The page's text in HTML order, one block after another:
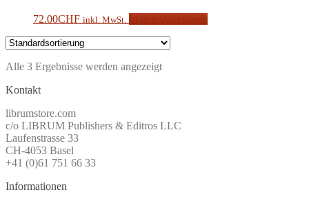
72.00CHF inkl. MwSt.
Alle 3 Ergebnisse werden angezeigt
Kontakt
librumstore.com
c/o LIBRUM Publishers & Editros LLC
Laufenstrasse 33
CH-4053 Basel
+41 (0)61 751 66 33
Informationen